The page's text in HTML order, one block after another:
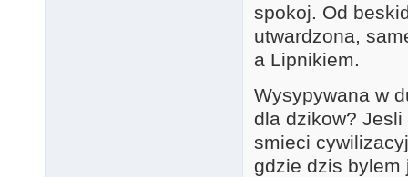
spokoj. Od
utwardzona,
a Lipnikiem.
Wysypywana w
dla dzikow?
smieci
gdzie dzis bylem